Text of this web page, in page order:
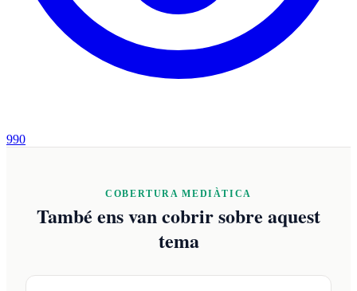
990
COBERTURA MEDIÀTICA
També ens van cobrir sobre aquest
tema